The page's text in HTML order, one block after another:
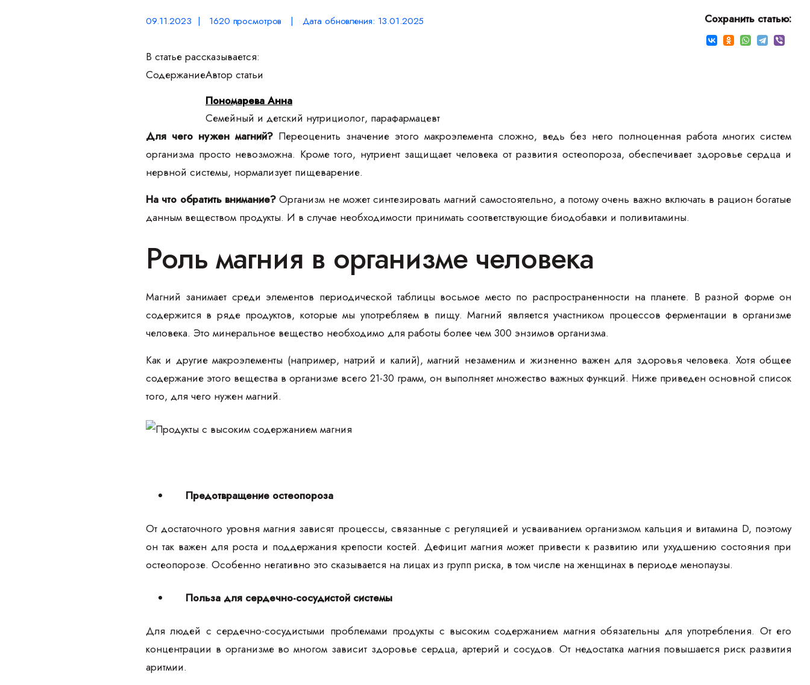
09.11.2023 | 1620 просмотров | Дата обновления: 13.01.2025 Сохранить статью:
В статье рассказывается:
СодержаниеАвтор статьи
Пономарева Анна
Семейный и детский нутрициолог, парафармацевт
Для чего нужен магний? Переоценить значение этого макроэлемента сложно, ведь без него полноценная работа многих систем
организма просто невозможна. Кроме того, нутриент защищает человека от развития остеопороза, обеспечивает здоровье сердца и
нервной системы, нормализует пищеварение.
На что обратить внимание? Организм не может синтезировать магний самостоятельно, а потому очень важно включать в рацион богатые
данным веществом продукты. И в случае необходимости принимать соответствующие биодобавки и поливитамины.
Роль магния в организме человека
Магний занимает среди элементов периодической таблицы восьмое место по распространенности на планете. В разной форме он
содержится в ряде продуктов, которые мы употребляем в пищу. Магний является участником процессов ферментации в организме
человека. Это минеральное вещество необходимо для работы более чем 300 энзимов организма.
Как и другие макроэлементы (например, натрий и калий), магний незаменим и жизненно важен для здоровья человека. Хотя общее
содержание этого вещества в организме всего 21-30 грамм, он выполняет множество важных функций. Ниже приведен основной список
того, для чего нужен магний.
Предотвращение остеопороза
От достаточного уровня магния зависят процессы, связанные с регуляцией и усваиванием организмом кальция и витамина D, поэтому
он так важен для роста и поддержания крепости костей. Дефицит магния может привести к развитию или ухудшению состояния при
остеопорозе. Особенно негативно это сказывается на лицах из групп риска, в том числе на женщинах в периоде менопаузы.
Польза для сердечно-сосудистой системы
Для людей с сердечно-сосудистыми проблемами продукты с высоким содержанием магния обязательны для употребления. От его
концентрации в организме во многом зависит здоровье сердца, артерий и сосудов. От недостатка магния повышается риск развития
аритмии.